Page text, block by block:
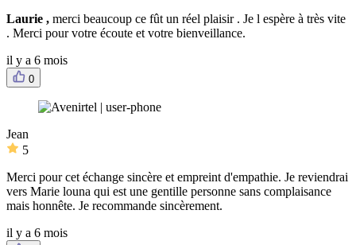
Laurie , merci beaucoup ce fût un réel plaisir . Je l espère à très vite
. Merci pour votre écoute et votre bienveillance.
il y a 6 mois
0
Jean
5
Merci pour cet échange sincère et empreint d'empathie. Je reviendrai
vers Marie louna qui est une gentille personne sans complaisance
mais honnête. Je recommande sincèrement.
il y a 6 mois